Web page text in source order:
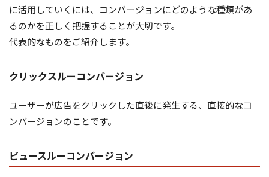
に活用していくには、コンバージョンにどのような種類があ
るのかを正しく把握することが大切です。
代表的なものをご紹介します。
クリックスルーコンバージョン
ユーザーが広告をクリックした直後に発生する、直接的なコ
ンバージョンのことです。
ビュースルーコンバージョン